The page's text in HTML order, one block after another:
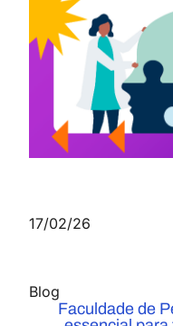
17/02/26
Blog
Faculdade de